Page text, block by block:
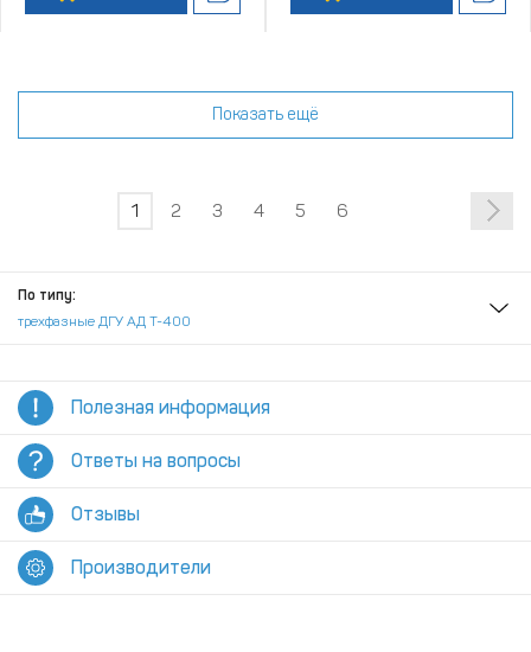
Показать ещё
1 2 3 4 5 6
По типу:
трехфазные ДГУ АД Т-400
Полезная информация
Ответы на вопросы
Отзывы
Производители